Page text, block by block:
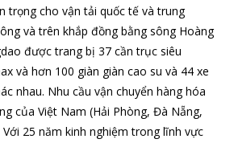
trọng cho vận tải quốc tế và trung
và trên khắp đồng bằng sông Hoàng
được trang bị 37 cần trục siêu
và hơn 100 giàn giàn cao su và 44 xe
nhau. Nhu cầu vận chuyển hàng hóa
của Việt Nam (Hải Phòng, Đà Nẵng,
Với 25 năm kinh nghiệm trong lĩnh vực